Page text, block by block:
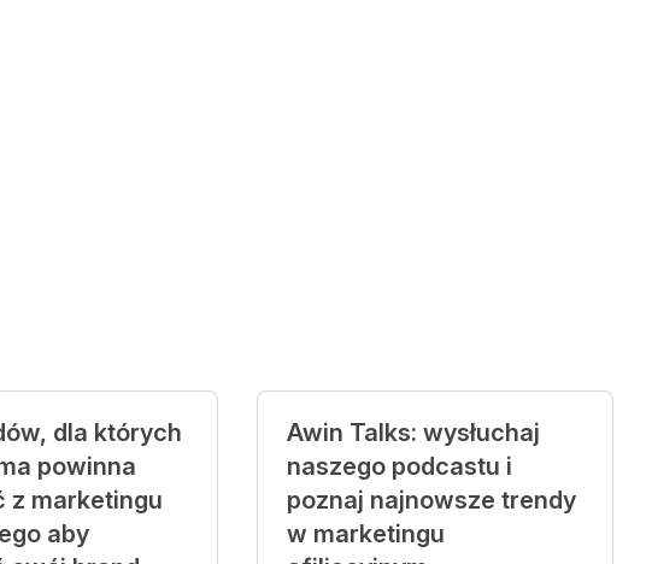
dla których
powinna
z marketingu
aby
Awin Talks: wysłuchaj
naszego podcastu i
poznaj najnowsze trendy
w marketingu